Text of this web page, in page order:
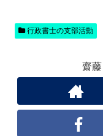
行政書士の支部活動
齋